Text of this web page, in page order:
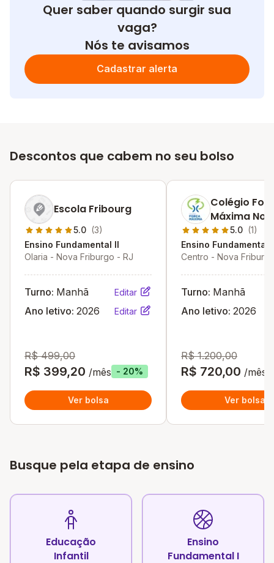
Quer saber quando surgir sua
vaga?
Nós te avisamos
Cadastrar alerta
Descontos que cabem no seu bolso
Escola Fribourg
5.0 (3)
Ensino Fundamental II
Olaria - Nova Friburgo - RJ
Turno: Manhã Editar
Ano letivo: 2026 Editar
R$ 499,00
R$ 399,20 /mês - 20%
Ver bolsa
Colégio
Máxima
Friburgo
5.0 (1)
Ensino Fundamental
Centro - Nova
Turno: Manhã
Ano letivo: 2026
R$ 1.200,00
R$ 720,00 /mês
Ver bolsa
Busque pela etapa de ensino
Educação
Infantil
Ensino
Fundamental I